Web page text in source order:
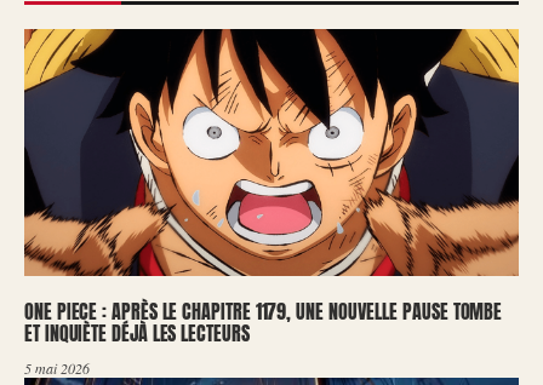
ONE PIECE : APRÈS LE CHAPITRE 1179, UNE NOUVELLE PAUSE TOMBE
ET INQUIÈTE DÉJÀ LES LECTEURS
5 mai 2026